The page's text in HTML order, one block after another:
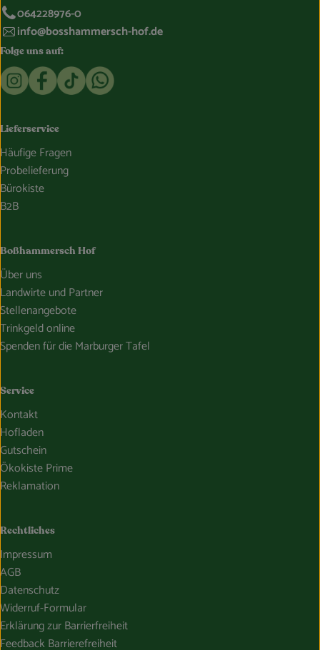
064228976-0
info@bosshammersch-hof.de
Folge uns auf:
Externer Link zu https://www.instagram.com/
Externer Link zu https://www.facebook.com/
Externer Link zu https://www.tiktok.com/
Externer Link zu https://whatsapp.com/
Lieferservice
Häufige Fragen
Probelieferung
Bürokiste
B2B
Boßhammersch Hof
Über uns
Landwirte und Partner
Stellenangebote
Trinkgeld online
Spenden für die Marburger Tafel
Service
Kontakt
Hofladen
Gutschein
Ökokiste Prime
Reklamation
Rechtliches
Impressum
AGB
Datenschutz
Widerruf-Formular
Erklärung zur Barrierfreiheit
Feedback Barrierefreiheit